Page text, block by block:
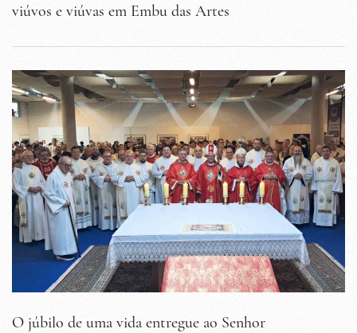
viúvos e viúvas em Embu das Artes
O júbilo de uma vida entregue ao Senhor